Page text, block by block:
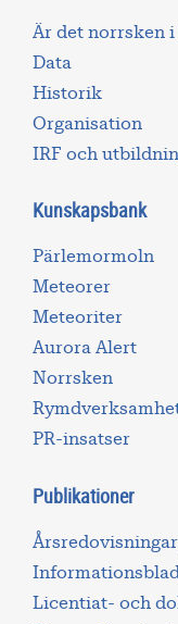
Är det norrsken i
Data
Historik
Organisation
IRF och
Kunskapsbank
Pärlemormoln
Meteorer
Meteoriter
Aurora Alert
Norrsken
PR-insatser
Publikationer
Licentiat- och